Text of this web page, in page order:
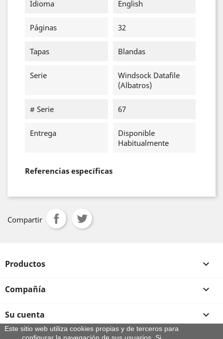
Idioma English
Páginas 32
Tapas Blandas
Serie
Windsock Datafile
(Albatros)
# Serie 67
Entrega
Disponible
Habitualmente
Referencias específicas
Compartir
Productos 
Compañía 
Su cuenta 
Este sitio web utiliza cookies propias y de terceros para